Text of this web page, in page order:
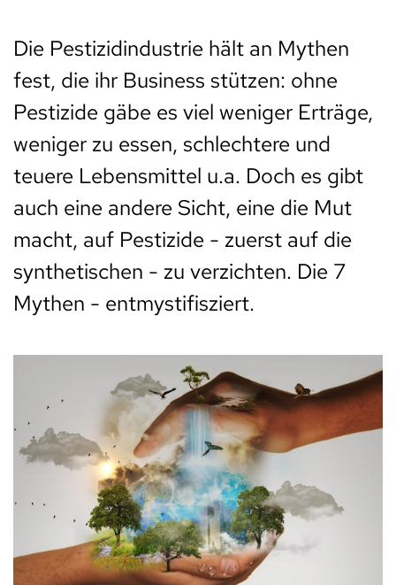
Die Pestizidindustrie hält an Mythen
fest, die ihr Business stützen: ohne
Pestizide gäbe es viel weniger Erträge,
weniger zu essen, schlechtere und
teuere Lebensmittel u.a. Doch es gibt
auch eine andere Sicht, eine die Mut
macht, auf Pestizide - zuerst auf die
synthetischen - zu verzichten. Die 7
Mythen - entmystifisziert.